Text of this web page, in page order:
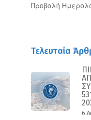
Προβολή
Τελευταία
6